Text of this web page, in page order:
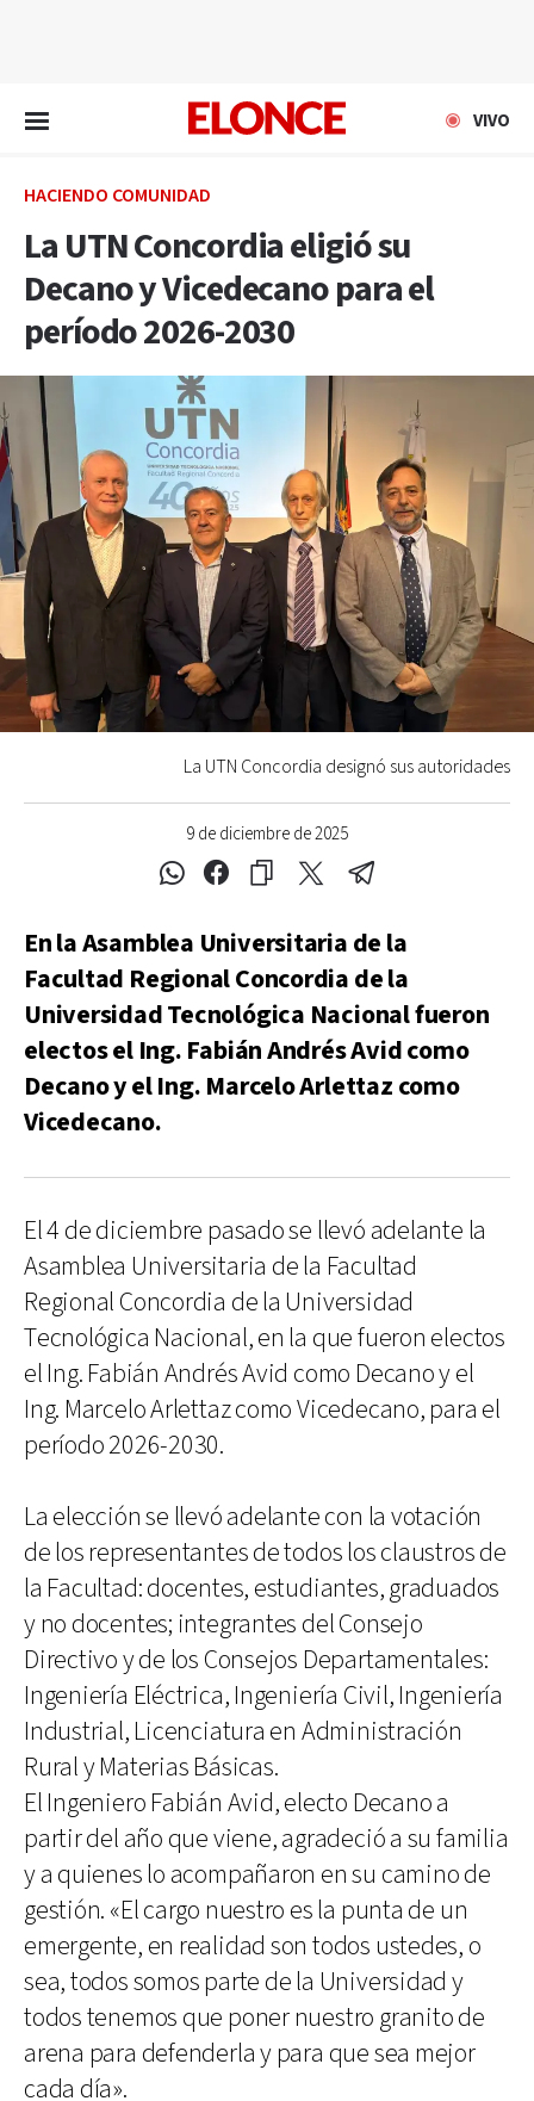
VIVO
HACIENDO COMUNIDAD
La UTN Concordia eligió su
Decano y Vicedecano para el
período 2026-2030
9 de diciembre de 2025
La UTN Concordia designó sus autoridades
En la Asamblea Universitaria de la
Facultad Regional Concordia de la
Universidad Tecnológica Nacional fueron
electos el Ing. Fabián Andrés Avid como
Decano y el Ing. Marcelo Arlettaz como
Vicedecano.
El 4 de diciembre pasado se llevó adelante la
Asamblea Universitaria de la Facultad
Regional Concordia de la Universidad
Tecnológica Nacional, en la que fueron electos
el Ing. Fabián Andrés Avid como Decano y el
Ing. Marcelo Arlettaz como Vicedecano, para el
período 2026-2030.
La elección se llevó adelante con la votación
de los representantes de todos los claustros de
la Facultad: docentes, estudiantes, graduados
y no docentes; integrantes del Consejo
Directivo y de los Consejos Departamentales:
Ingeniería Eléctrica, Ingeniería Civil, Ingeniería
Industrial, Licenciatura en Administración
Rural y Materias Básicas.
El Ingeniero Fabián Avid, electo Decano a
partir del año que viene, agradeció a su familia
y a quienes lo acompañaron en su camino de
gestión. «El cargo nuestro es la punta de un
emergente, en realidad son todos ustedes, o
sea, todos somos parte de la Universidad y
todos tenemos que poner nuestro granito de
arena para defenderla y para que sea mejor
cada día».